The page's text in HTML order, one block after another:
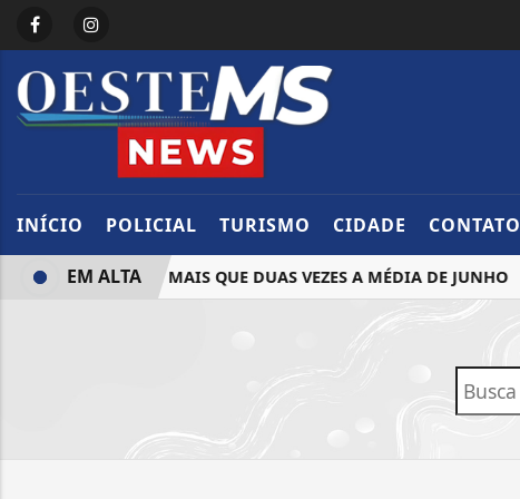
INÍCIO POLICIAL TURISMO CIDADE CONTATO
SUPEROU EM MAIS QUE DUAS VEZES A MÉDIA DE JUNHO
EM ALTA